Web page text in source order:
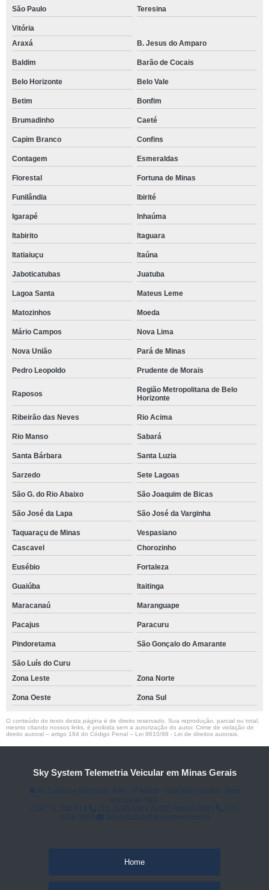
São Paulo Teresina
Vitória
Araxá
B. Jesus do Amparo
Baldim Barão de Cocais
Belo Horizonte Belo Vale
Betim Bonfim
Brumadinho Caeté
Capim Branco Confins
Contagem Esmeraldas
Florestal Fortuna de Minas
Funilândia Ibirité
Igarapé Inhaúma
Itabirito Itaguara
Itatiaiuçu Itaúna
Jaboticatubas Juatuba
Lagoa Santa Mateus Leme
Matozinhos Moeda
Mário Campos Nova Lima
Nova União Pará de Minas
Pedro Leopoldo Prudente de Morais
Raposos
Região Metropolitana de Belo
Horizonte
Ribeirão das Neves Rio Acima
Rio Manso Sabará
Santa Bárbara Santa Luzia
Sarzedo Sete Lagoas
São G. do Rio Abaixo São Joaquim de Bicas
São José da Lapa São José da Varginha
Taquaraçu de Minas
Vespasiano
Cascavel
Chorozinho
Eusébio Fortaleza
Guaiúba Itaitinga
Maracanaú Maranguape
Pacajus Paracuru
Pindoretama São Gonçalo do Amarante
São Luís do Curu
Zona Leste
Zona Norte
Zona Oeste Zona Sul
O conteúdo do texto desta página é de direito reservado. Sua reprodução, parcial ou total,
mesmo citando nossos links, é proibida sem a autorização do autor. Crime de violação de
direito autoral – artigo 184 do Código Penal – Lei 9610/98 - Lei de direitos autorais
Sky System Telemetria Veicular em Minas Gerais
Home